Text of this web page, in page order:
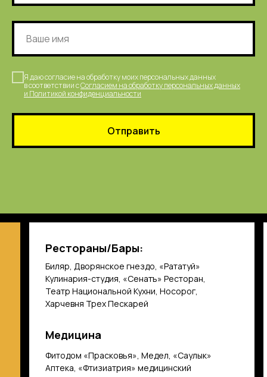
Я даю согласие на обработку моих персональных данных
в соответствии сСогласием на обработку персональных данных
и Политикой конфиденциальности
Отправить
Рестораны/Бары:
Медицина
Биляр, Дворянское гнездо, «Рататуй»
Кулинария-студия, «Сенатъ» Ресторан,
Театр Национальной Кухни, Носорог,
Харчевня Трех Пескарей
Фитодом «Прасковья», Медел, «Саулык»
Аптека, «Фтизиатрия» медицинский